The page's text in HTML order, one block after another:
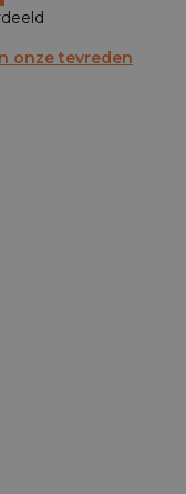
onze tevreden